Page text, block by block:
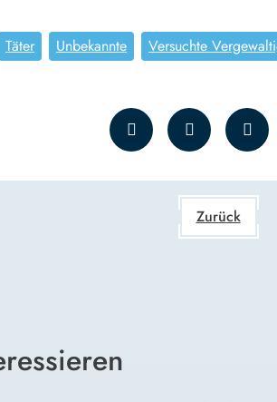
Täter Unbekannte Versuchte
Zurück